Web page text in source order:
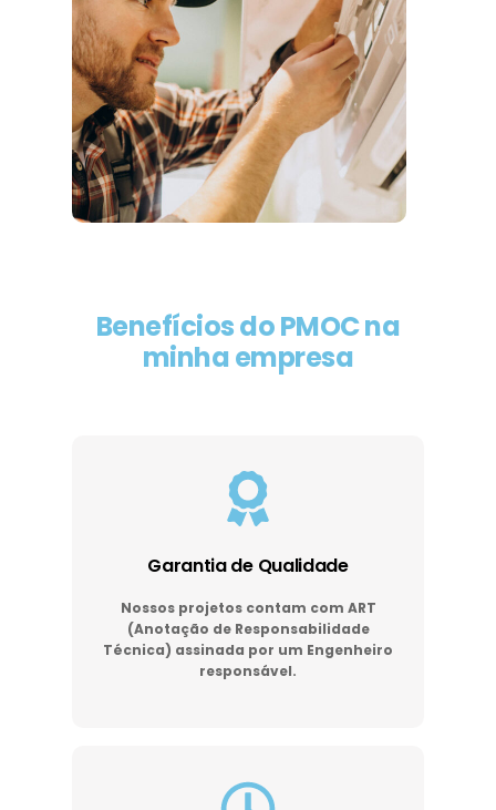
Benefícios do PMOC na
minha empresa
Garantia de Qualidade
Nossos projetos contam com ART
(Anotação de Responsabilidade
Técnica) assinada por um Engenheiro
responsável.